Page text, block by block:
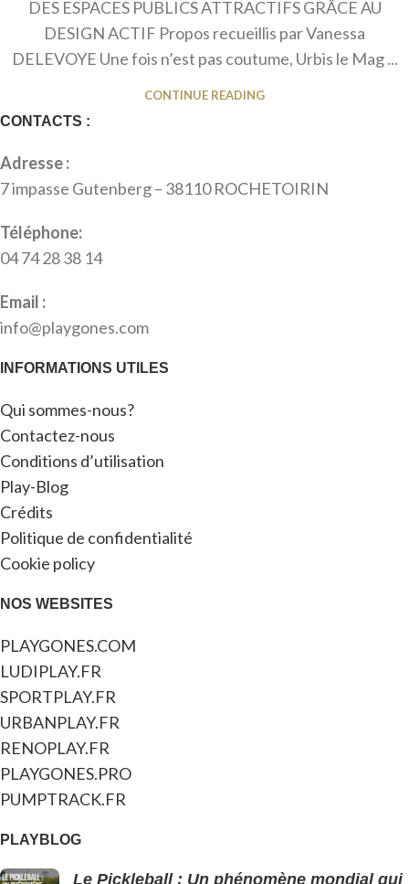
DES ESPACES PUBLICS ATTRACTIFS GRÂCE AU
DESIGN ACTIF Propos recueillis par Vanessa
DELEVOYE Une fois n’est pas coutume, Urbis le Mag ...
CONTINUE READING
CONTACTS :
Adresse :
7 impasse Gutenberg – 38110 ROCHETOIRIN
Téléphone:
04 74 28 38 14
Email :
info@playgones.com
INFORMATIONS UTILES
Qui sommes-nous?
Contactez-nous
Conditions d’utilisation
Play-Blog
Crédits
Politique de confidentialité
Cookie policy
NOS WEBSITES
PLAYGONES.COM
LUDIPLAY.FR
SPORTPLAY.FR
URBANPLAY.FR
RENOPLAY.FR
PLAYGONES.PRO
PUMPTRACK.FR
PLAYBLOG
Le Pickleball : Un phénomène mondial qui